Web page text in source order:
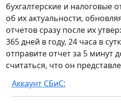
бухгалтерские и налоговые
об их актуальности,
отчетов сразу после их
365 дней в году, 24 часа в
отправите отчет за 5 минут
считаться, что он
Аккаунт СБиС: